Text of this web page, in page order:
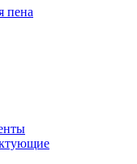
пена